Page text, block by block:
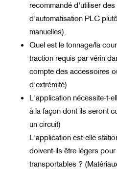
recommandé d'utiliser
d'automatisation PLC
manuelles).
Quel est le tonnage/la
traction requis par vérin
compte des accessoires
d'extrémité)
L'application nécessite-t-
à la façon dont ils seront
un circuit)
L'application est-elle
doivent-ils être légers
transportables ?